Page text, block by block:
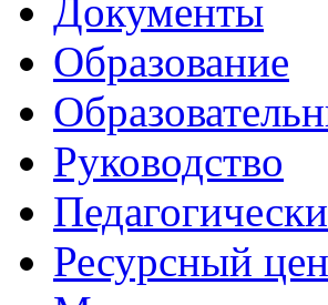
Документы
Образование
Руководство
Ресурсный